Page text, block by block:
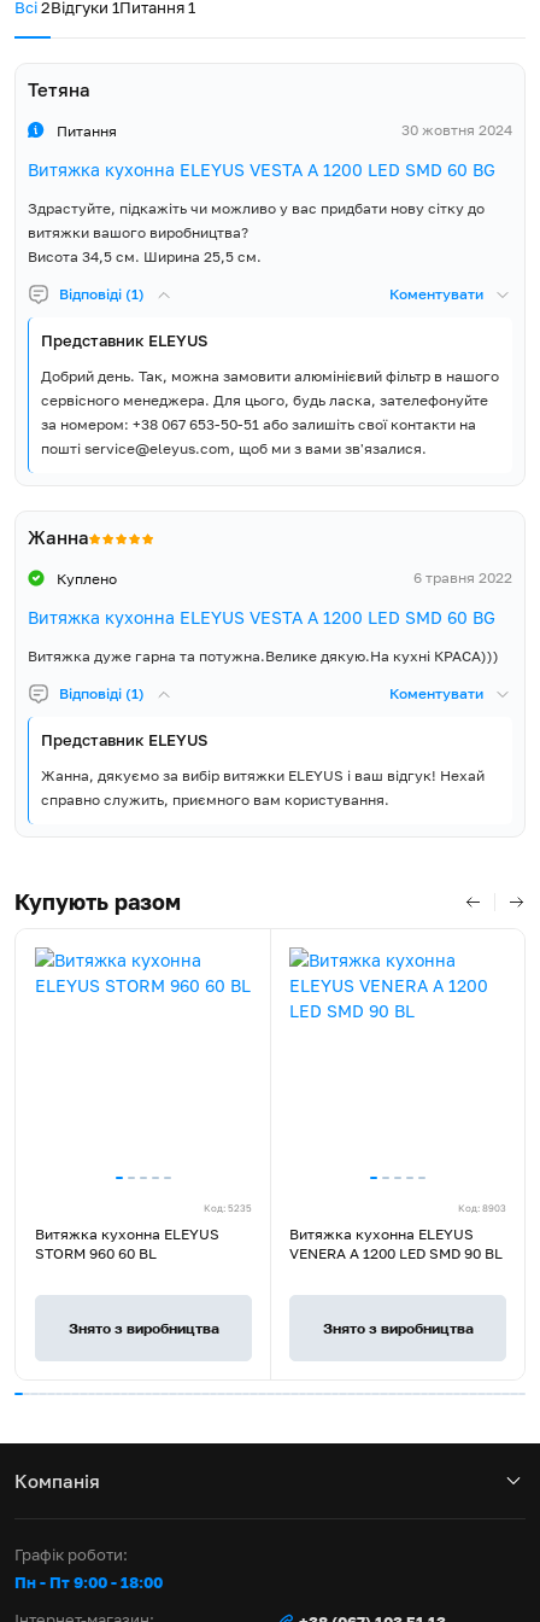
патрубка з Ø150 мм на Ø120
мм, Монтажні шурупи та
дюбелі
Важливим досягненням на сучасному ринку вбудованої
техніки є те, що ТМ ELEYUS на відміну від конкурентів надає 5-
потужною мережею сервісних центрів у всіх регіонах України.
Кажуть, хорошим смаком не варто хизуватись, адже його й так
видно неозброєним оком в найменших деталях, однак
інженери-розробники ТМ ELEYUS певні – незайве, якщо Ваш
витяжкою VESTA A 1200 LED SMD 60 BL, котра не залишить
жодного шансу для байдужості!
Всі2Відгуки 1Питання1
Тетяна
Питання 30 жовтня 2024
Витяжка кухонна ELEYUS VESTA A 1200 LED SMD 60 BG
Здрастуйте, підкажіть чи можливо у вас придбати нову сітку до
витяжки вашого виробництва?
Висота 34,5 см. Ширина 25,5 см.
Відповіді (1) Коментувати
Представник ELEYUS
Добрий день. Так, можна замовити алюмінієвий фільтр в нашого
сервісного менеджера. Для цього, будь ласка, зателефонуйте
за номером: +38 067 653-50-51 або залишіть свої контакти на
пошті service@eleyus.com, щоб ми з вами зв'язалися.
Жанна
Куплено 6 травня 2022
Витяжка кухонна ELEYUS VESTA A 1200 LED SMD 60 BG
Витяжка дуже гарна та потужна.Велике дякую.На кухні КРАСА)))
Відповіді (1) Коментувати
Представник ELEYUS
Жанна, дякуємо за вибір витяжки ELEYUS і ваш відгук! Нехай
справно служить, приємного вам користування.
Купують разом
Код: 5235
Витяжка кухонна ELEYUS
STORM 960 60 BL
Знято з виробництва
Код: 8903
Витяжка кухонна ELEYUS
VENERA A 1200 LED SMD 90 BL
Знято з виробництва
Rated
out
of
Компанія
Графік роботи:
Пн - Пт 9:00 - 18:00